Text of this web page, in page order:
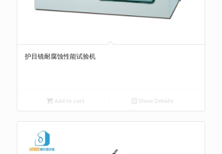
护目镜耐腐蚀性能试验机
Add to cart Show Details